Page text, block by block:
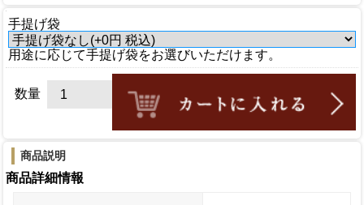
手提げ袋
用途に応じて手提げ袋をお選びいただけます。
数量
商品説明
商品詳細情報